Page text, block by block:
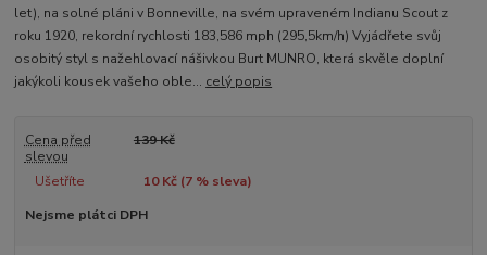
let), na solné pláni v Bonneville, na svém upraveném Indianu Scout z
roku 1920, rekordní rychlosti 183,586 mph (295,5km/h) Vyjádřete svůj
osobitý styl s nažehlovací nášivkou Burt MUNRO, která skvěle doplní
jakýkoli kousek vašeho oble... celý popis
Cena před
slevou
139 Kč
Ušetříte 10 Kč (7% sleva)
Nejsme plátci DPH